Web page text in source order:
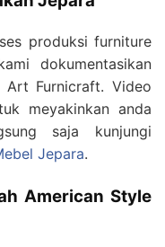
produksi furniture
dokumentasikan
Art Furnicraft. Video
meyakinkan anda
saja kunjungi
Jepara.
American Style